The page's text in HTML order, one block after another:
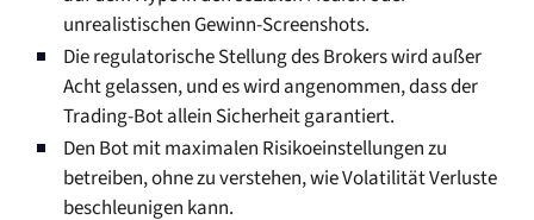
unrealistischen Gewinn-Screenshots.
Die regulatorische Stellung des Brokers wird außer
Acht gelassen, und es wird angenommen, dass der
Trading-Bot allein Sicherheit garantiert.
Den Bot mit maximalen Risikoeinstellungen zu
betreiben, ohne zu verstehen, wie Volatilität Verluste
beschleunigen kann.